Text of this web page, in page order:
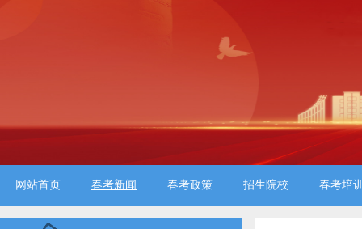
网站首页 春考新闻 春考政策 招生院校 春考培